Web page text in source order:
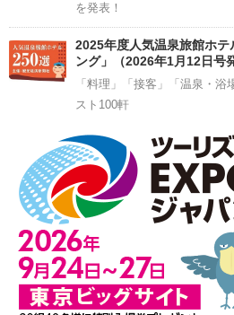
を発表！
2025年度人気温泉旅館ホ
ング」（2026年1月12日号
「料理」「接客」「温泉・
スト100軒